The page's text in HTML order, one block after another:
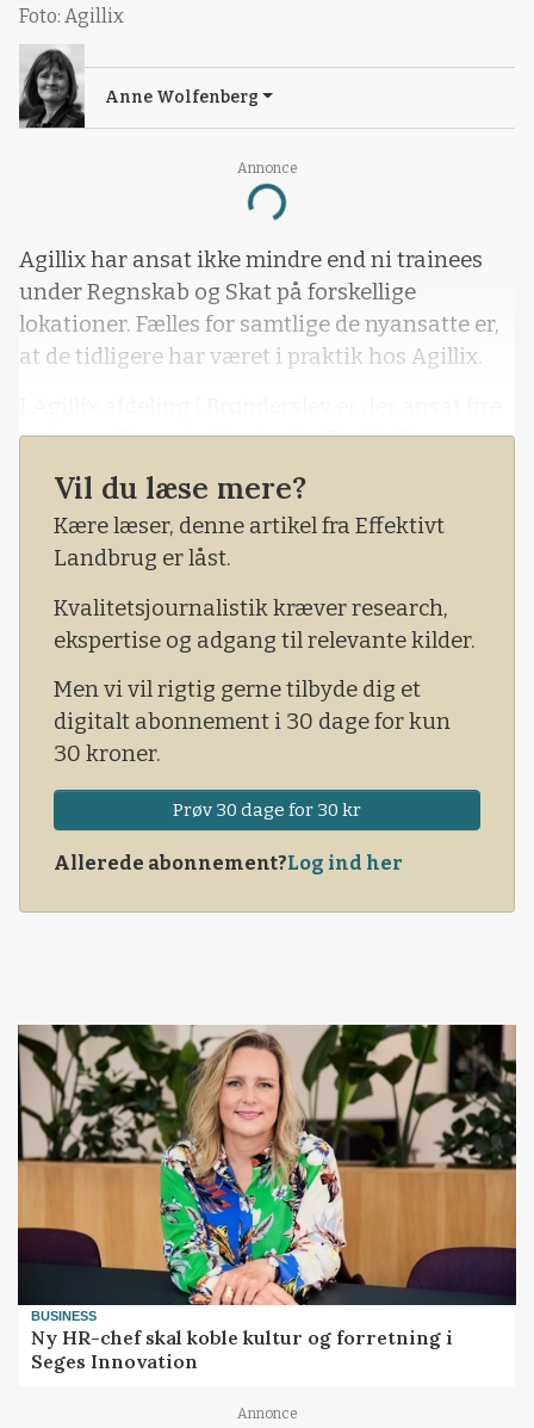
Annonce
Loading...
Foto: Agillix
Anne Wolfenberg
Agillix har ansat ikke mindre end ni trainees
under Regnskab og Skat på forskellige
lokationer. Fælles for samtlige de nyansatte er,
at de tidligere har været i praktik hos Agillix.
trainees: Financial Controller Emilia Knøsen,
finansbachelor Frederik Munch, Brønderslev
samt finansøkonomerne Joakim Bjerregård
Nielsen og Malene Mosskov Morratz.
Vil du læse mere?
Kære læser, denne artikel fra Effektivt
Landbrug er låst.
Kvalitetsjournalistik kræver research,
ekspertise og adgang til relevante kilder.
Men vi vil rigtig gerne tilbyde dig et
digitalt abonnement i 30 dage for kun
30 kroner.
Prøv 30 dage for 30 kr
Allerede abonnement?Log ind her
BUSINESS
Ny HR-chef skal koble kultur og forretning i
Seges Innovation
Annonce